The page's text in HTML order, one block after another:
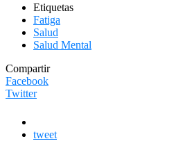
Etiquetas
Fatiga
Salud
Salud Mental
Compartir
Facebook
Twitter
tweet